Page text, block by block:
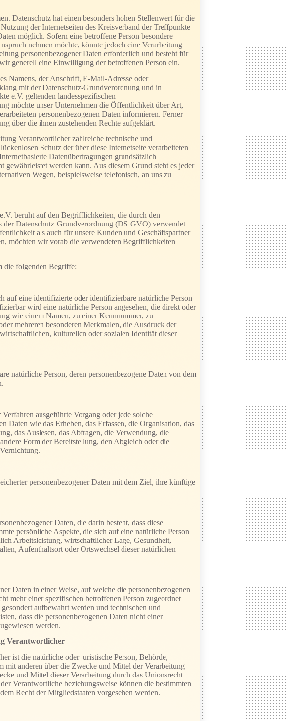
Datenschutz hat einen besonders hohen Stellenwert für die
der Internetseiten des Kreisverband der Treffpunkte
möglich. Sofern eine betroffene Person besondere
nehmen möchte, könnte jedoch eine Verarbeitung
personenbezogener Daten erforderlich und besteht für
generell eine Einwilligung der betroffenen Person ein.
Namens, der Anschrift, E-Mail-Adresse oder
mit der Datenschutz-Grundverordnung und in
e.V. geltenden landesspezifischen
möchte unser Unternehmen die Öffentlichkeit über Art,
personenbezogenen Daten informieren. Ferner
über die ihnen zustehenden Rechte aufgeklärt.
Verantwortlicher zahlreiche technische und
Schutz der über diese Internetseite verarbeiteten
Datenübertragungen grundsätzlich
gewährleistet werden kann. Aus diesem Grund steht es jeder
Wegen, beispielsweise telefonisch, an uns zu
beruht auf den Begrifflichkeiten, die durch den
der Datenschutz-Grundverordnung (DS-GVO) verwendet
als auch für unsere Kunden und Geschäftspartner
möchten wir vorab die verwendeten Begrifflichkeiten
die folgenden Begriffe:
auf eine identifizierte oder identifizierbare natürliche Person
wird eine natürliche Person angesehen, die direkt oder
wie einem Namen, zu einer Kennnummer, zu
mehreren besonderen Merkmalen, die Ausdruck der
kulturellen oder sozialen Identität dieser
natürliche Person, deren personenbezogene Daten von dem
ausgeführte Vorgang oder jede solche
Daten wie das Erheben, das Erfassen, die Organisation, das
das Auslesen, das Abfragen, die Verwendung, die
Form der Bereitstellung, den Abgleich oder die
personenbezogener Daten mit dem Ziel, ihre künftige
Daten, die darin besteht, dass diese
persönliche Aspekte, die sich auf eine natürliche Person
Arbeitsleistung, wirtschaftlicher Lage, Gesundheit,
Aufenthaltsort oder Ortswechsel dieser natürlichen
Daten in einer Weise, auf welche die personenbezogenen
mehr einer spezifischen betroffenen Person zugeordnet
aufbewahrt werden und technischen und
dass die personenbezogenen Daten nicht einer
werden.
Verantwortlicher
ist die natürliche oder juristische Person, Behörde,
mit anderen über die Zwecke und Mittel der Verarbeitung
und Mittel dieser Verarbeitung durch das Unionsrecht
Verantwortliche beziehungsweise können die bestimmten
Recht der Mitgliedstaaten vorgesehen werden.